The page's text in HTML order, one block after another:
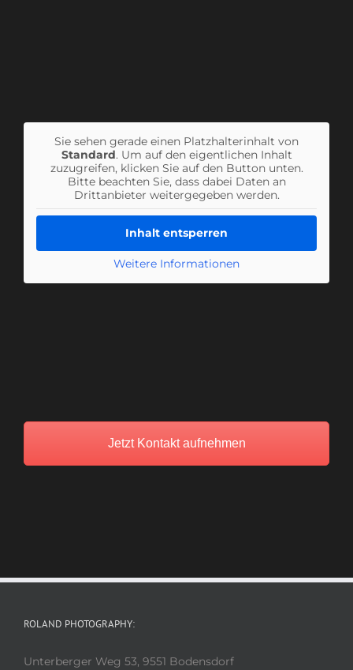
Sie sehen gerade einen Platzhalterinhalt von
Standard. Um auf den eigentlichen Inhalt
zuzugreifen, klicken Sie auf den Button unten.
Bitte beachten Sie, dass dabei Daten an
Drittanbieter weitergegeben werden.
Inhalt entsperren
Weitere Informationen
Jetzt Kontakt aufnehmen
ROLAND PHOTOGRAPHY:
Unterberger Weg 53, 9551 Bodensdorf